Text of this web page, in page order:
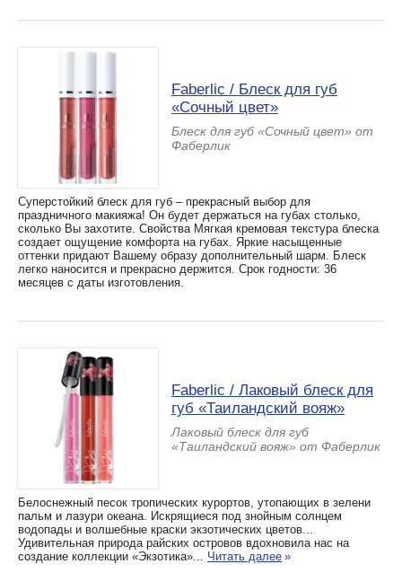
Faberlic / Блеск для губ
«Сочный цвет»
Блеск для губ «Сочный цвет» от
Фаберлик
Суперстойкий блеск для губ – прекрасный выбор для
праздничного макияжа! Он будет держаться на губах столько,
сколько Вы захотите. Свойства Мягкая кремовая текстура блеска
создает ощущение комфорта на губах. Яркие насыщенные
оттенки придают Вашему образу дополнительный шарм. Блеск
легко наносится и прекрасно держится. Срок годности: 36
месяцев с даты изготовления.
Faberlic / Лаковый блеск для
губ «Таиландский вояж»
Лаковый блеск для губ
«Таиландский вояж» от Фаберлик
Белоснежный песок тропических курортов, утопающих в зелени
пальм и лазури океана. Искрящиеся под знойным солнцем
водопады и волшебные краски экзотических цветов...
Удивительная природа райских островов вдохновила нас на
создание коллекции «Экзотика»... Читать далее »